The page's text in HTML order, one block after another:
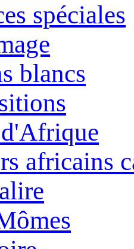
spéciales
blancs
africains